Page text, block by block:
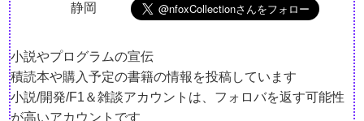
静岡
小説やプログラムの宣伝
積読本や購入予定の書籍の情報を投稿しています
小説/開発/F1＆雑談アカウントは、フォロバを返す可能性
が高いアカウントです